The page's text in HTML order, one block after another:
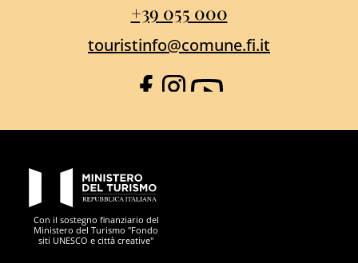
+39 055 000
touristinfo@comune.fi.it
Facebook
Instagram
YouTube
Con il sostegno finanziario del
Ministero del Turismo "Fondo
siti UNESCO e città creative"